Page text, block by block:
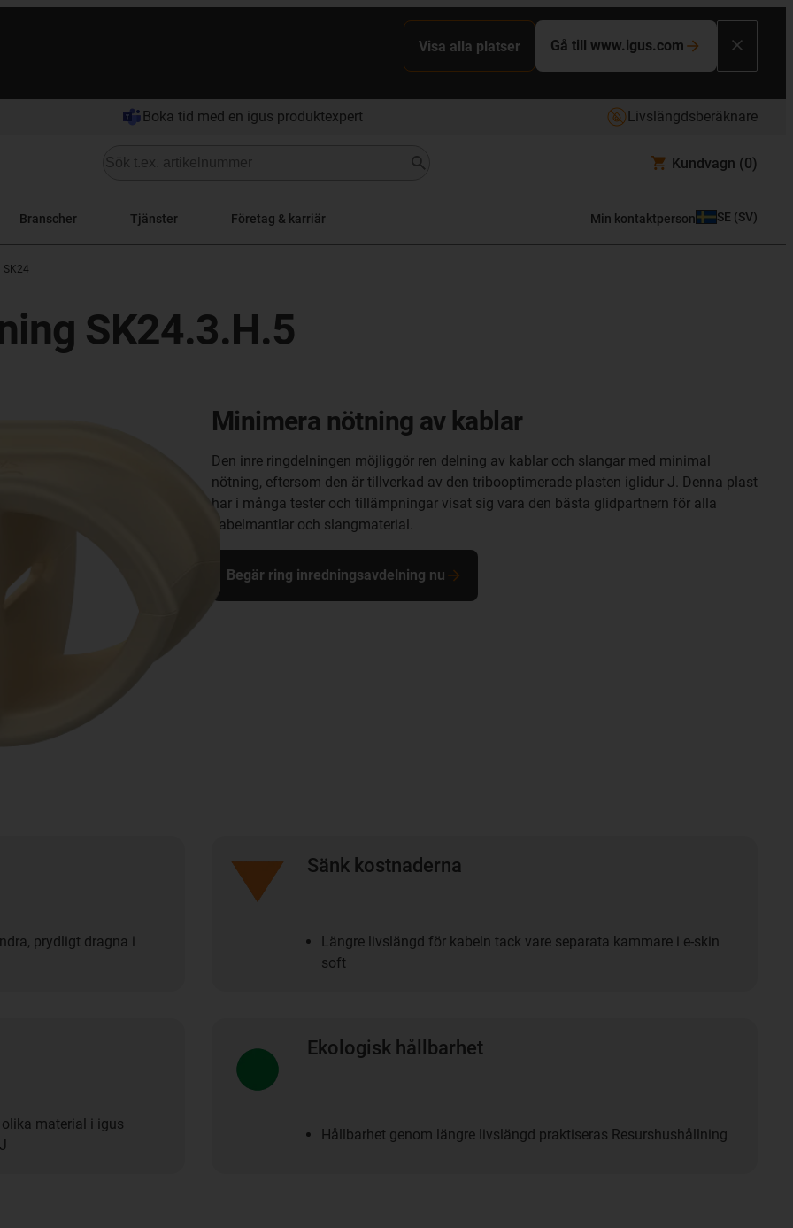
Visa alla platser Gå till www.igus.com
Boka tid med en igus produktexpert Livslängdsberäknare
Kundvagn (0)
Branscher Tjänster Företag & karriär Min kontaktperson SE (SV)
SK24
SK24.3.H.5
Minimera nötning av kablar
Den inre ringdelningen möjliggör ren delning av kablar och slangar med minimal
nötning, eftersom den är tillverkad av den tribooptimerade plasten iglidur J. Denna plast
har i många tester och tillämpningar visat sig vara den bästa glidpartnern för alla
kabelmantlar och slangmaterial.
Begär ring inredningsavdelning nu
prydligt dragna i
Sänk kostnaderna
Längre livslängd för kabeln tack vare separata kammare i e-skin
soft
material i igus
Ekologisk hållbarhet
Hållbarhet genom längre livslängd praktiseras Resurshushållning